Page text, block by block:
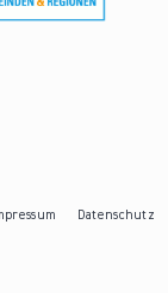
Datenschutz